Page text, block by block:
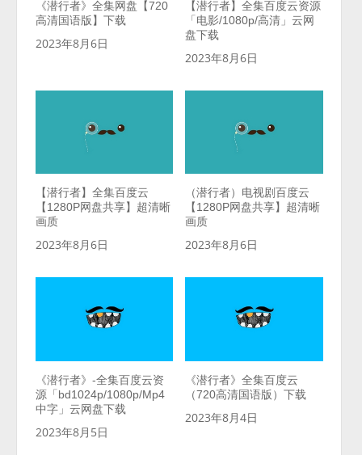
《潜行者》全集网盘【720
高清国语版】下载
2023年8月6日
【潜行者】全集百度云资源
「电影/1080p/高清」云网
盘下载
2023年8月6日
【潜行者】全集百度云
【1280P网盘共享】超清晰
画质
2023年8月6日
（潜行者）电视剧百度云
【1280P网盘共享】超清晰
画质
2023年8月6日
《潜行者》-全集百度云资
源「bd1024p/1080p/Mp4
中字」云网盘下载
2023年8月5日
《潜行者》全集百度云
（720高清国语版）下载
2023年8月4日